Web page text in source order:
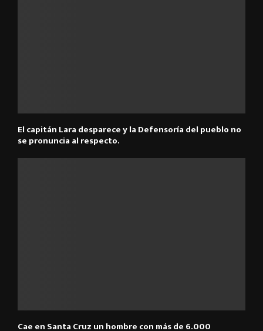
El capitán Lara desparece y la Defensoría del pueblo no
se pronuncia al respecto.
Cae en Santa Cruz un hombre con más de 6.000